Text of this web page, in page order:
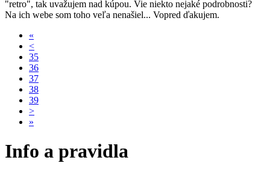
"retro", tak uvažujem nad kúpou. Vie niekto nejaké podrobnosti?
Na ich webe som toho veľa nenašiel... Vopred ďakujem.
«
<
35
36
37
38
39
>
»
Info a pravidla